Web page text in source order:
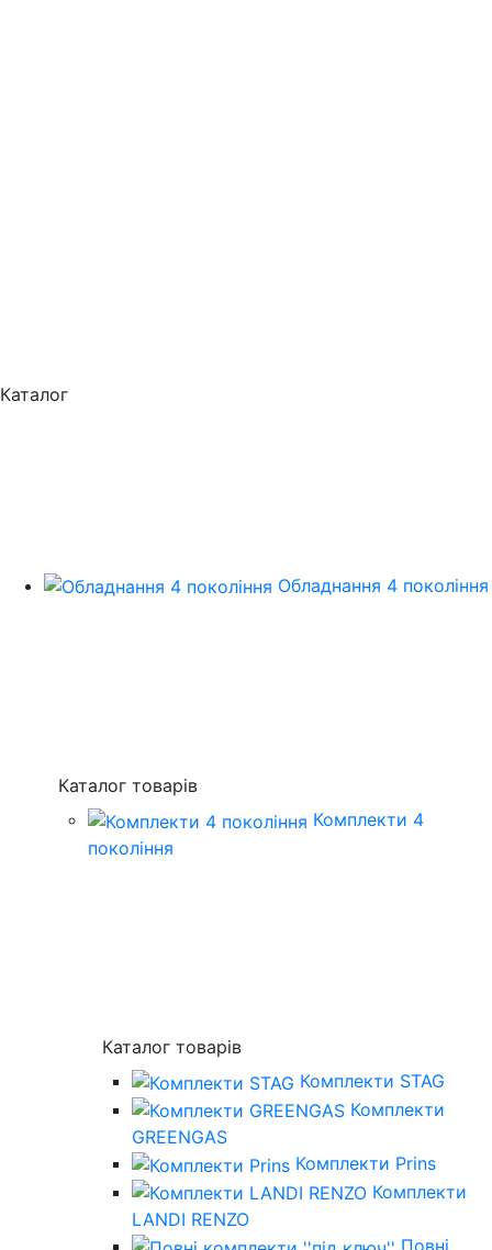
Каталог
Обладнання 4 покоління
Каталог товарів
Комплекти 4
покоління
Каталог товарів
Комплекти STAG
Комплекти
GREENGAS
Комплекти Prins
Комплекти
LANDI RENZO